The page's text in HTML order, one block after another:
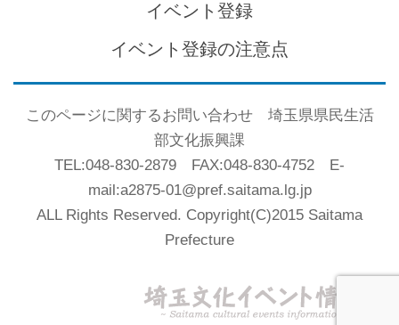
イベント登録
イベント登録の注意点
このページに関するお問い合わせ 埼玉県県民生活
部文化振興課
TEL:048-830-2879 FAX:048-830-4752 E-
mail:a2875-01@pref.saitama.lg.jp
ALL Rights Reserved. Copyright(C)2015 Saitama
Prefecture